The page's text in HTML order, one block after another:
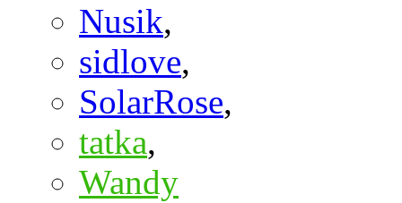
Nusik,
sidlove,
SolarRose,
tatka,
Wandy